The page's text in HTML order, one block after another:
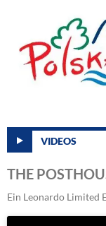
VIDEOS
THE
Ein Leonardo Limited